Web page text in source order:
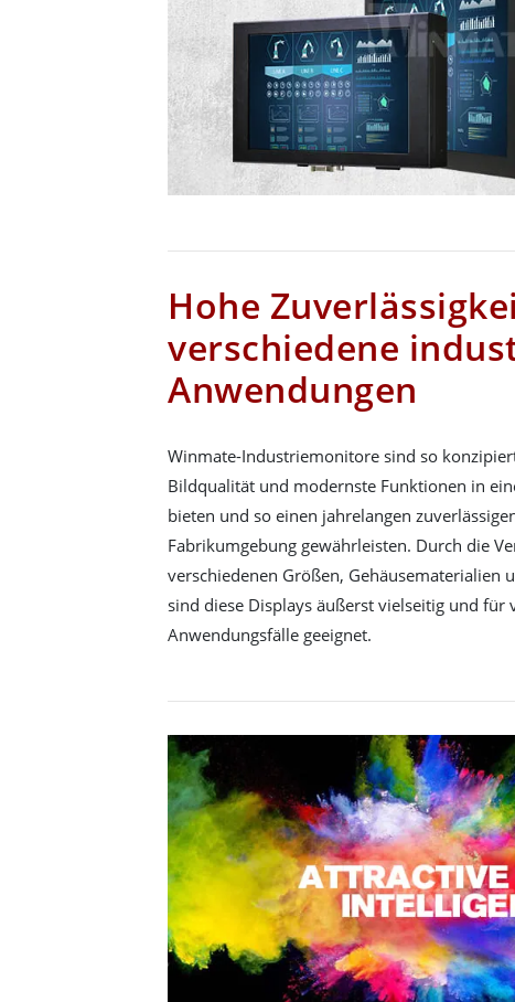
Hohe
verschiedene
Anwendungen
Winmate-Industriemonitore sind so
Bildqualität und modernste Funktionen in
bieten und so einen jahrelangen
Fabrikumgebung gewährleisten. Durch die
verschiedenen Größen, Gehäusematerialien
sind diese Displays äußerst vielseitig und für
Anwendungsfälle geeignet.